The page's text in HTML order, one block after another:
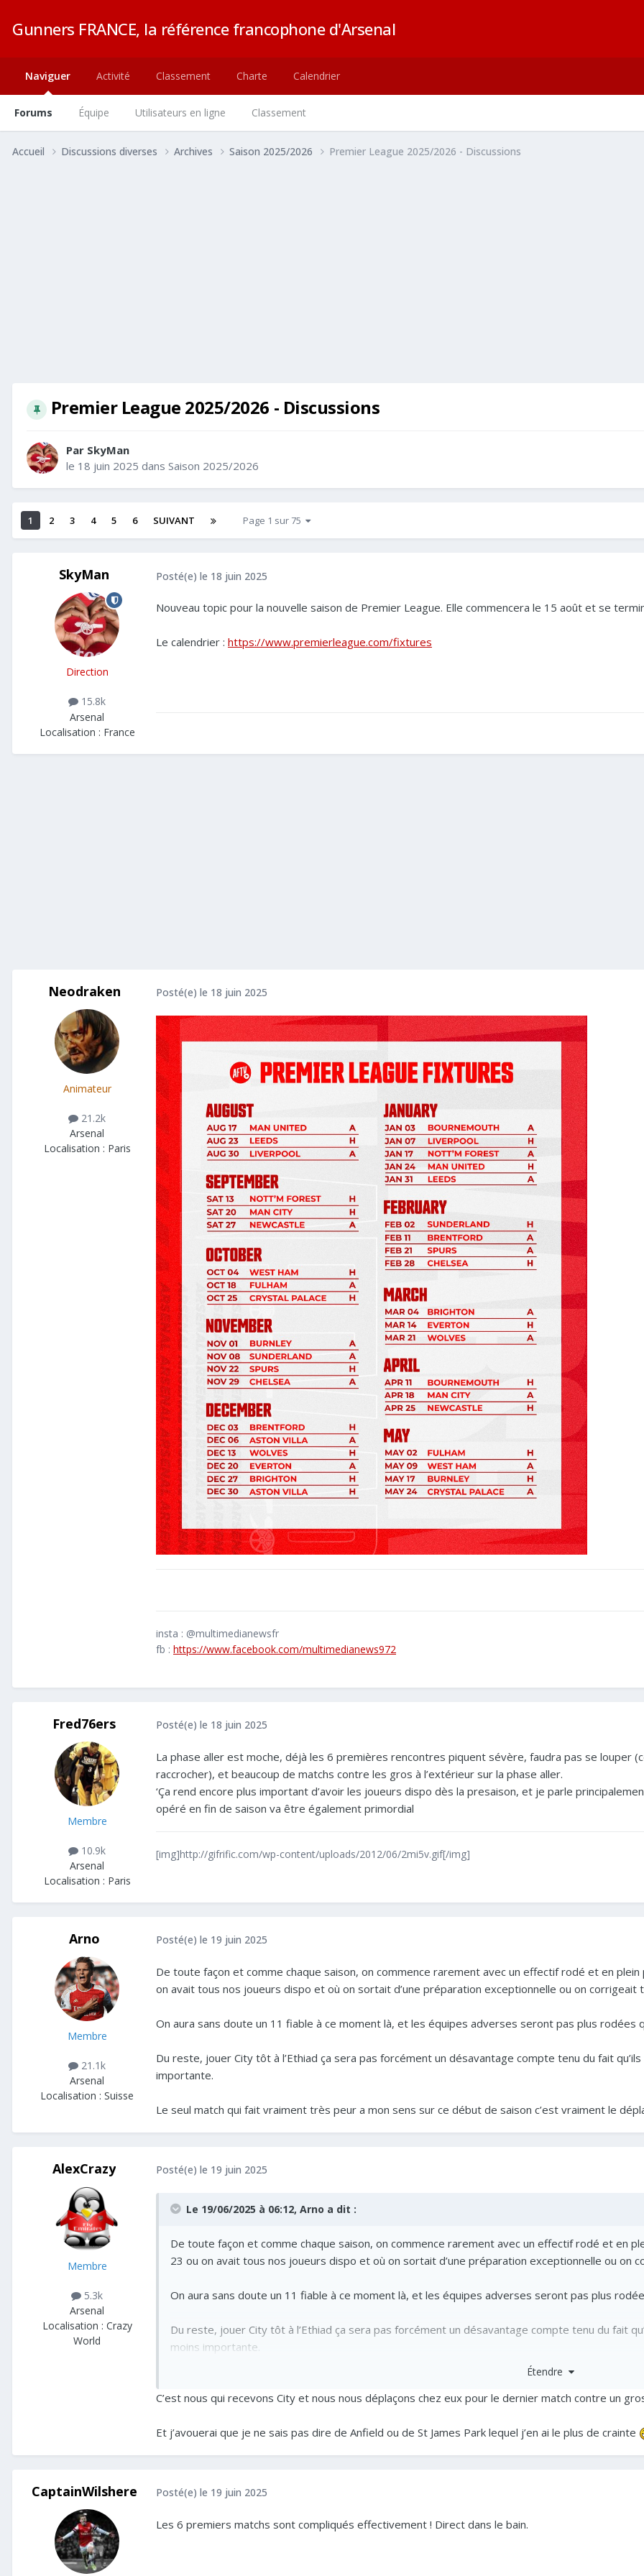
Gunners FRANCE, la référence francophone d'Arsenal
Naviguer
Forums Équipe Utilisateurs en ligne Classement
Activité Classement Charte Calendrier
Accueil Discussions diverses Archives Saison 2025/2026 Premier League 2025/2026 - Discussions
Premier League 2025/2026 - Discussions
Par SkyMan
le 18 juin 2025 dans Saison 2025/2026
1 2 3 4 5 6 SUIVANT Page 1 sur 75
SkyMan
Direction
15.8k
Arsenal
Localisation : France
Posté(e) le 18 juin 2025
Nouveau topic pour la nouvelle saison de Premier League. Elle commencera le 15 août et se
Le calendrier : https://www.premierleague.com/fixtures
Neodraken
Animateur
21.2k
Arsenal
Localisation : Paris
Posté(e) le 18 juin 2025
insta : @multimedianewsfr
fb : https://www.facebook.com/multimedianews972
Fred76ers
Membre
10.9k
Arsenal
Localisation : Paris
Posté(e) le 18 juin 2025
La phase aller est moche, déjà les 6 premières rencontres piquent sévère, faudra pas se louper
raccrocher), et beaucoup de matchs contre les gros à l’extérieur sur la phase aller.
‘Ça rend encore plus important d’avoir les joueurs dispo dès la presaison, et je parle
opéré en fin de saison va être également primordial
[img]http://gifrific.com/wp-content/uploads/2012/06/2mi5v.gif[/img]
Arno
Membre
21.1k
Arsenal
Localisation : Suisse
Posté(e) le 19 juin 2025
De toute façon et comme chaque saison, on commence rarement avec un effectif rodé et en
on avait tous nos joueurs dispo et où on sortait d’une préparation exceptionnelle ou on corrigeait
On aura sans doute un 11 fiable à ce moment là, et les équipes adverses seront pas plus rodées
Du reste, jouer City tôt à l’Ethiad ça sera pas forcément un désavantage compte tenu du fait
importante.
Le seul match qui fait vraiment très peur a mon sens sur ce début de saison c’est vraiment le
AlexCrazy
Membre
5.3k
Arsenal
Localisation : Crazy
World
Posté(e) le 19 juin 2025
Le 19/06/2025 à 06:12, Arno a dit :
De toute façon et comme chaque saison, on commence rarement avec un effectif rodé et en
23 ou on avait tous nos joueurs dispo et où on sortait d’une préparation exceptionnelle ou on
On aura sans doute un 11 fiable à ce moment là, et les équipes adverses seront pas plus
Du reste, jouer City tôt à l’Ethiad ça sera pas forcément un désavantage compte tenu du fait
moins importante.
Étendre
C’est nous qui recevons City et nous nous déplaçons chez eux pour le dernier match contre un
Et j’avouerai que je ne sais pas dire de Anfield ou de St James Park lequel j’en ai le plus de crainte
CaptainWilshere Posté(e) le 19 juin 2025
Les 6 premiers matchs sont compliqués effectivement ! Direct dans le bain.